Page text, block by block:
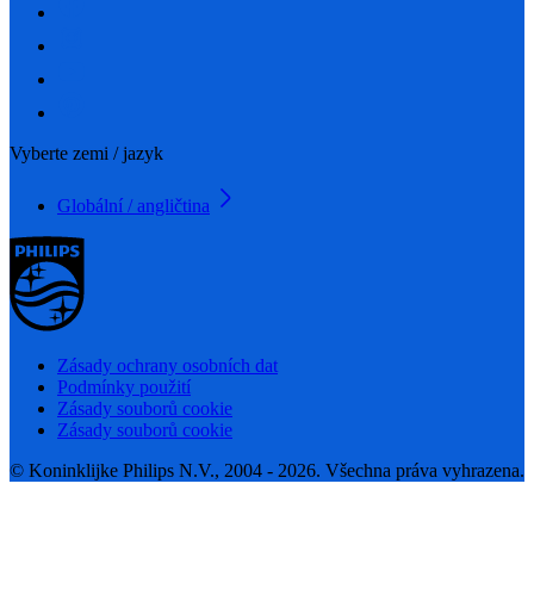
Vyberte zemi / jazyk
Globální / angličtina
Zásady ochrany osobních dat
Podmínky použití
Zásady souborů cookie
Zásady souborů cookie
© Koninklijke Philips N.V., 2004 - 2026. Všechna práva vyhrazena.